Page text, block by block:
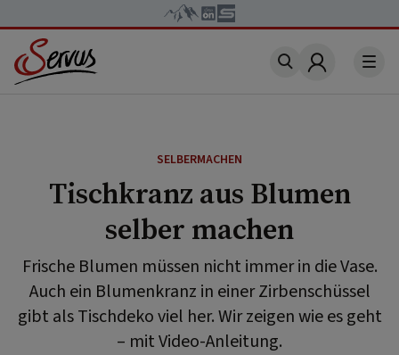
Account
SELBERMACHEN
Tischkranz aus Blumen
selber machen
Frische Blumen müssen nicht immer in die Vase.
Auch ein Blumenkranz in einer Zirbenschüssel
gibt als Tischdeko viel her. Wir zeigen wie es geht
– mit Video-Anleitung.